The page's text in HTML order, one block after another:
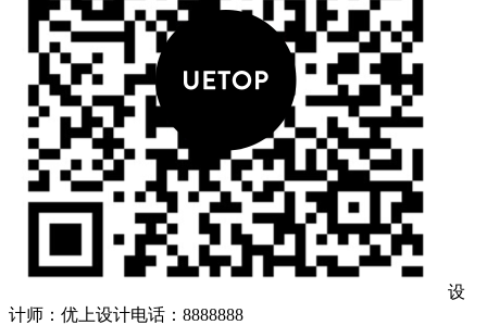
设
计师：优上设计电话：8888888